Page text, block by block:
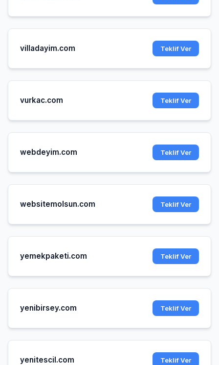
villadayim.com Teklif Ver
vurkac.com Teklif Ver
webdeyim.com Teklif Ver
websitemolsun.com Teklif Ver
yemekpaketi.com Teklif Ver
yenibirsey.com Teklif Ver
yenitescil.com Teklif Ver